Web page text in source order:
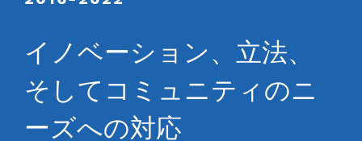
イノベーション、立法、
そしてコミュニティのニ
ーズへの対応